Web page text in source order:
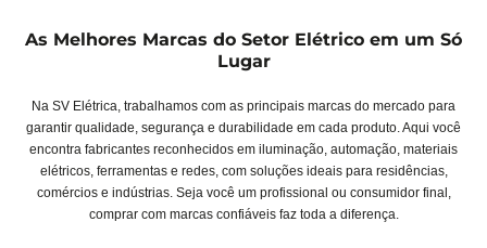
As Melhores Marcas do Setor Elétrico em um Só
Lugar
Na SV Elétrica, trabalhamos com as principais marcas do mercado para
garantir qualidade, segurança e durabilidade em cada produto. Aqui você
encontra fabricantes reconhecidos em iluminação, automação, materiais
elétricos, ferramentas e redes, com soluções ideais para residências,
comércios e indústrias. Seja você um profissional ou consumidor final,
comprar com marcas confiáveis faz toda a diferença.